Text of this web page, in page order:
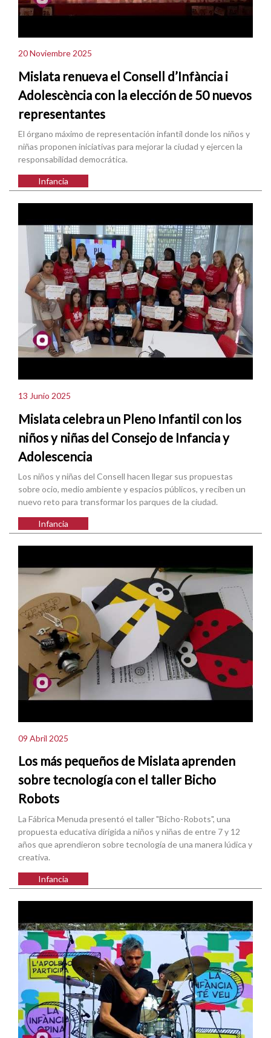
20 Noviembre 2025
Mislata renueva el Consell d’Infància i
Adolescència con la elección de 50 nuevos
representantes
El órgano máximo de representación infantil donde los niños y
niñas proponen iniciativas para mejorar la ciudad y ejercen la
responsabilidad democrática.
Infancia
13 Junio 2025
Mislata celebra un Pleno Infantil con los
niños y niñas del Consejo de Infancia y
Adolescencia
Los niños y niñas del Consell hacen llegar sus propuestas
sobre ocio, medio ambiente y espacios públicos, y reciben un
nuevo reto para transformar los parques de la ciudad.
Infancia
09 Abril 2025
Los más pequeños de Mislata aprenden
sobre tecnología con el taller Bicho
Robots
La Fábrica Menuda presentó el taller "Bicho-Robots", una
propuesta educativa dirigida a niños y niñas de entre 7 y 12
años que aprendieron sobre tecnología de una manera lúdica y
creativa.
Infancia